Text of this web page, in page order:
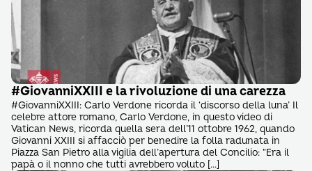
#GiovanniXXIII e la rivoluzione di una carezza
#GiovanniXXIII: Carlo Verdone ricorda il ‘discorso della luna’ Il
celebre attore romano, Carlo Verdone, in questo video di
Vatican News, ricorda quella sera dell’11 ottobre 1962, quando
Giovanni XXIII si affacciò per benedire la folla radunata in
Piazza San Pietro alla vigilia dell’apertura del Concilio: “Era il
papà o il nonno che tutti avrebbero voluto […]